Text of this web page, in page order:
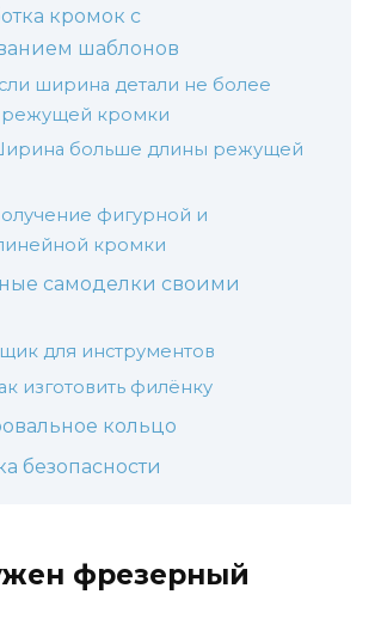
кромок с
шаблонов
ширина детали не более
кромки
больше длины режущей
фигурной и
кромки
самоделки своими
для инструментов
изготовить филёнку
кольцо
безопасности
фрезерный